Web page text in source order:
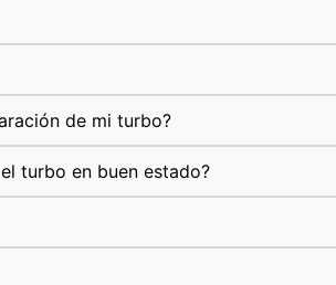
de mi turbo?
turbo en buen estado?